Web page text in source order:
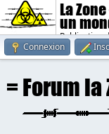
La
un
Publication
Connexion